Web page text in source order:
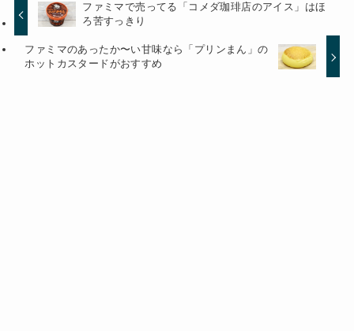
ファミマで売ってる「コメダ珈琲店のアイス」はほ
ろ苦すっきり
ファミマのあったか〜い甘味なら「プリンまん」の
ホットカスタードがおすすめ